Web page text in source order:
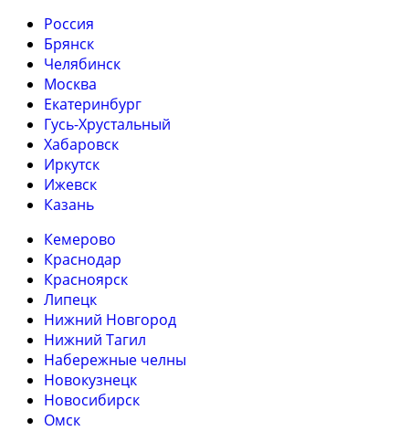
Россия
Брянск
Челябинск
Москва
Екатеринбург
Гусь-Хрустальный
Хабаровск
Иркутск
Ижевск
Казань
Кемерово
Краснодар
Красноярск
Липецк
Нижний Новгород
Нижний Тагил
Набережные челны
Новокузнецк
Новосибирск
Омск